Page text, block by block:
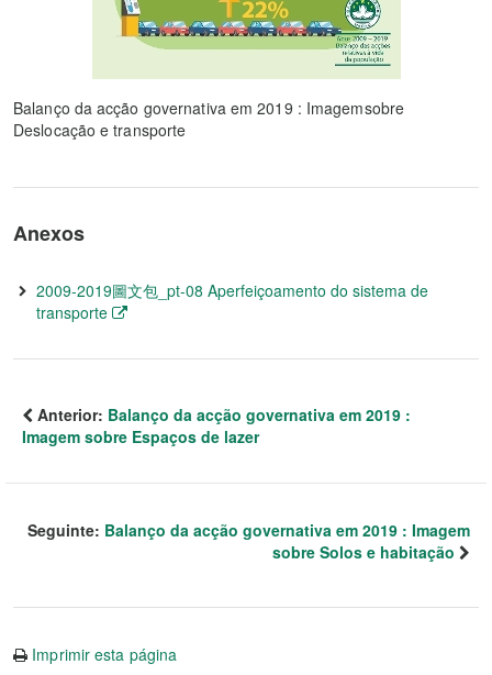
Balanço da acção governativa em 2019 : Imagemsobre
Deslocação e transporte
Anexos
2009-2019圖文包_pt-08 Aperfeiçoamento do sistema de
transporte
Anterior: Balanço da acção governativa em 2019 :
Imagem sobre Espaços de lazer
Seguinte: Balanço da acção governativa em 2019 : Imagem
sobre Solos e habitação
Imprimir esta página